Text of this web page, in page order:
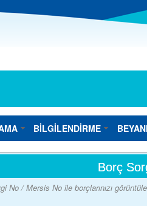
BİLGİLENDİRME
Borç
No / Mersis No ile borçlarınızı